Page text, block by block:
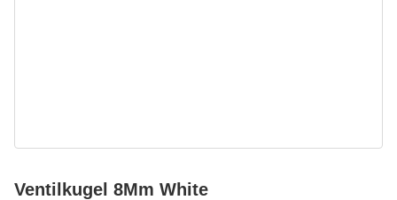
Ventilkugel 8Mm White